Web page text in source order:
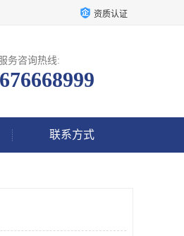
资质认证
务咨询热线:
联系方式